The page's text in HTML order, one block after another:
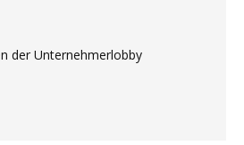
der Unternehmerlobby